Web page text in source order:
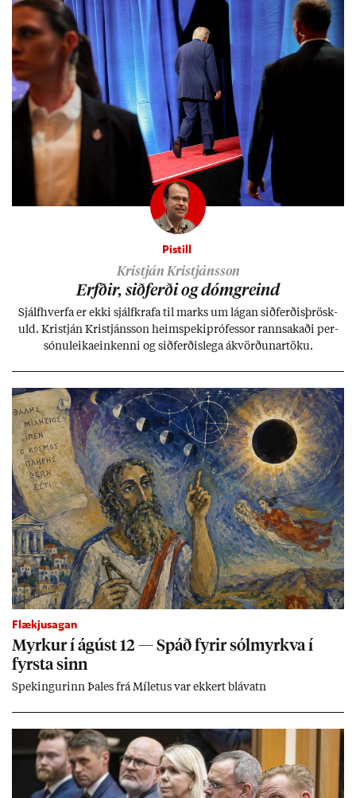
Pistill
Kristján Kristjánsson
Erfð­ir, sið­ferði og dómgreind
Sjálf­hverfa er ekki sjálf­krafa til marks um lág­an sið­ferð­is­þrösk­
uld. Kristján Kristjáns­son heim­speki­pró­fess­or rann­sak­aði per­
sónu­leika­ein­kenni og sið­ferð­is­lega ákvörð­un­ar­töku.
Flækjusagan
Myrk­ur í ág­úst 12 — Spáð fyr­ir sól­myrkva í
fyrsta sinn
Spek­ing­ur­inn Þa­les frá Míletus var ekk­ert blá­vatn